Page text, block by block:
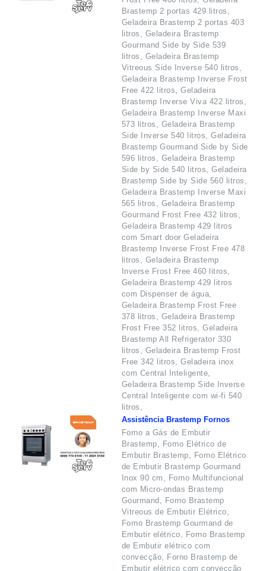
Brastemp 2 portas 429 litros,
Geladeira Brastemp 2 portas 403
litros, Geladeira Brastemp
Gourmand Side by Side 539
litros, Geladeira Brastemp
Vitreous Side Inverse 540 litros,
Geladeira Brastemp Inverse Frost
Free 422 litros, Geladeira
Brastemp Inverse Viva 422 litros,
Geladeira Brastemp Inverse Maxi
573 litros, Geladeira Brastemp
Side Inverse 540 litros, Geladeira
Brastemp Gourmand Side by Side
596 litros, Geladeira Brastemp
Side by Side 540 litros, Geladeira
Brastemp Side by Side 560 litros,
Geladeira Brastemp Inverse Maxi
565 litros, Geladeira Brastemp
Gourmand Frost Free 432 litros,
Geladeira Brastemp 429 litros
com Smart door Geladeira
Brastemp Inverse Frost Free 478
litros, Geladeira Brastemp
Inverse Frost Free 460 litros,
Geladeira Brastemp 429 litros
com Dispenser de água,
Geladeira Brastemp Frost Free
378 litros, Geladeira Brastemp
Frost Free 352 litros, Geladeira
Brastemp All Refrigerator 330
litros, Geladeira Brastemp Frost
Free 342 litros, Geladeira inox
com Central Inteligente,
Geladeira Brastemp Side Inverse
Central Inteligente com wi-fi 540
litros,
Assistência Brastemp Fornos
Forno a Gás de Embutir
Brastemp, Forno Elétrico de
Embutir Brastemp, Forno Elétrico
de Embutir Brastemp Gourmand
Inox 90 cm, Forno Multifuncional
com Micro-ondas Brastemp
Gourmand, Forno Brastemp
Vitreous de Embutir Elétrico,
Forno Brastemp Gourmand de
Embutir elétrico, Forno Brastemp
de Embutir elétrico com
convecção, Forno Brastemp de
Embutir elétrico com convecção